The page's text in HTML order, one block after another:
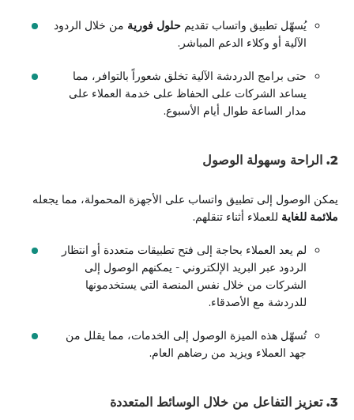
يُسهّل تطبيق واتساب تقديم حلول فورية من خلال الردود
الآلية أو وكلاء الدعم المباشر.
حتى برامج الدردشة الآلية تخلق شعوراً بالتوافر، مما
يساعد الشركات على الحفاظ على خدمة العملاء على
مدار الساعة طوال أيام الأسبوع.
2. الراحة وسهولة الوصول
يمكن الوصول إلى تطبيق واتساب على الأجهزة المحمولة، مما يجعله
ملائمة للغاية للعملاء أثناء تنقلهم.
لم يعد العملاء بحاجة إلى فتح تطبيقات متعددة أو انتظار
الردود عبر البريد الإلكتروني - يمكنهم الوصول إلى
الشركات من خلال نفس المنصة التي يستخدمونها
للدردشة مع الأصدقاء.
تُسهّل هذه الميزة الوصول إلى الخدمات، مما يقلل من
جهد العملاء ويزيد من رضاهم العام.
3. تعزيز التفاعل من خلال الوسائط المتعددة